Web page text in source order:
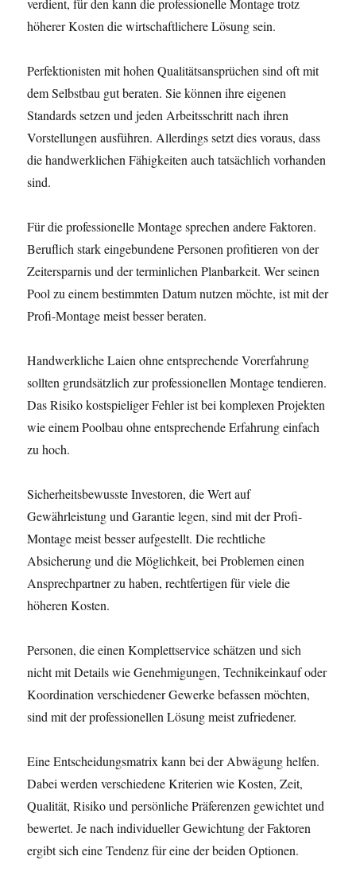
verdient, für den kann die professionelle Montage trotz
höherer Kosten die wirtschaftlichere Lösung sein.
Perfektionisten mit hohen Qualitätsansprüchen sind oft mit
dem Selbstbau gut beraten. Sie können ihre eigenen
Standards setzen und jeden Arbeitsschritt nach ihren
Vorstellungen ausführen. Allerdings setzt dies voraus, dass
die handwerklichen Fähigkeiten auch tatsächlich vorhanden
sind.
Für die professionelle Montage sprechen andere Faktoren.
Beruflich stark eingebundene Personen profitieren von der
Zeitersparnis und der terminlichen Planbarkeit. Wer seinen
Pool zu einem bestimmten Datum nutzen möchte, ist mit der
Profi-Montage meist besser beraten.
Handwerkliche Laien ohne entsprechende Vorerfahrung
sollten grundsätzlich zur professionellen Montage tendieren.
Das Risiko kostspieliger Fehler ist bei komplexen Projekten
wie einem Poolbau ohne entsprechende Erfahrung einfach
zu hoch.
Sicherheitsbewusste Investoren, die Wert auf
Gewährleistung und Garantie legen, sind mit der Profi-
Montage meist besser aufgestellt. Die rechtliche
Absicherung und die Möglichkeit, bei Problemen einen
Ansprechpartner zu haben, rechtfertigen für viele die
höheren Kosten.
Personen, die einen Komplettservice schätzen und sich
nicht mit Details wie Genehmigungen, Technikeinkauf oder
Koordination verschiedener Gewerke befassen möchten,
sind mit der professionellen Lösung meist zufriedener.
Eine Entscheidungsmatrix kann bei der Abwägung helfen.
Dabei werden verschiedene Kriterien wie Kosten, Zeit,
Qualität, Risiko und persönliche Präferenzen gewichtet und
bewertet. Je nach individueller Gewichtung der Faktoren
ergibt sich eine Tendenz für eine der beiden Optionen.